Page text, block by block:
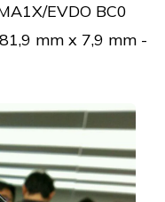
EVDO BC0
mm x 7,9 mm -